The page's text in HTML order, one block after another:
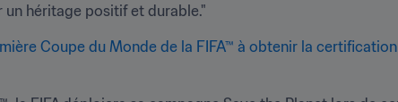
un héritage positif et durable."
Coupe du Monde de la FIFA™ à obtenir la certification